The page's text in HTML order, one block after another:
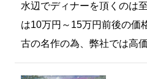
水辺でディナーを頂くのは
は10万円～15万円前後の価
古の名作の為、弊社では高